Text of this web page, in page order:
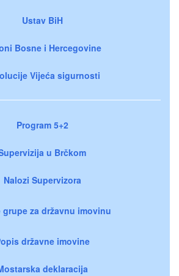
Ustav BiH
Bosne i Hercegovine
Vijeća sigurnosti
Program 5+2
u Brčkom
Nalozi Supervizora
grupe za državnu imovinu
državne imovine
deklaracija